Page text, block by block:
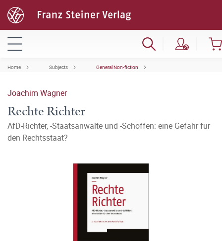
Home Subjects General Non-fiction
Joachim Wagner
Rechte Richter
AfD-Richter, -Staatsanwälte und -Schöffen: eine Gefahr für
den Rechtsstaat?